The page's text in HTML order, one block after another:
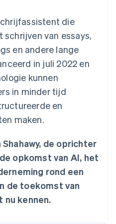
ligt
en vrije
uitgeven
en
agents
van code
op
die
schrijven van essays,
en andere lange
in juli 2022 en
kunnen
in minder tijd
en
maken.
de oprichter
opkomst van AI, het
rond een
de toekomst van
nu kennen.